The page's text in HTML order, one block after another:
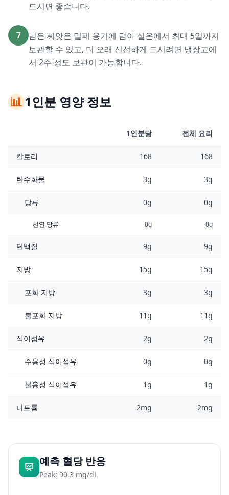
드시면 좋습니다.
7
남은 씨앗은 밀폐 용기에 담아 실온에서 최대 5일까지
보관할 수 있고, 더 오래 신선하게 드시려면 냉장고에
서 2주 정도 보관이 가능합니다.
📊1인분 영양 정보
1인분당 전체 요리
칼로리 168 168
탄수화물 3g 3g
당류 0g 0g
천연 당류 0g 0g
단백질 9g 9g
지방 15g 15g
포화 지방 3g 3g
불포화 지방 11g 11g
식이섬유 2g 2g
수용성 식이섬유 0g 0g
불용성 식이섬유 1g 1g
나트륨 2mg 2mg
예측 혈당 반응
Peak: 90.3 mg/dL